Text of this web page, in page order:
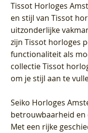
Tissot Horloges
en stijl van Tissot
uitzonderlijke
zijn Tissot horloges
functionaliteit als
collectie Tissot
om je stijl aan te
Seiko Horloges
betrouwbaarheid en
Met een rijke